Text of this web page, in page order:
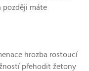
později máte
hrozba rostoucí
přehodit žetony